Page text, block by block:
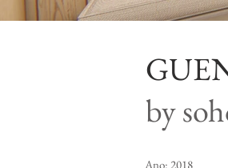
by
​Ano: 2018